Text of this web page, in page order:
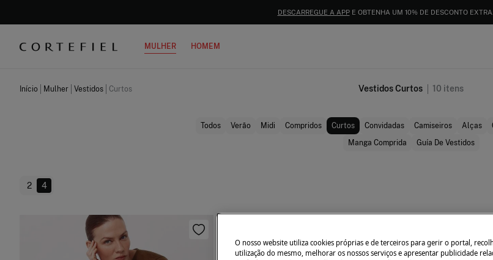
IDENTIFIQUE-SE COMO SÓCIO E APROVEITE TODAS AS
MULHER HOMEM
Início Mulher Vestidos Curtos Vestidos Curtos 10 itens
Todos Verão Midi Compridos Curtos Convidadas Camiseiros Alças
Manga Comprida
Guía De Vestidos
2 4
O nosso website utiliza cookies próprias e de terceiros para gerir o portal,
utilização do mesmo, melhorar os nossos serviços e apresentar publicidade